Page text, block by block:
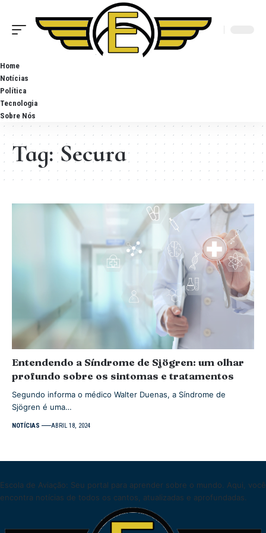
Home
Notícias
Política
Tecnologia
Sobre Nós
Tag:Secura
Entendendo a Síndrome de Sjögren: um olhar
profundo sobre os sintomas e tratamentos
Segundo informa o médico Walter Duenas, a Síndrome de
Sjögren é uma…
NOTÍCIAS ABRIL 18, 2024
Escola de Aviação: Seu portal para aprender sobre o mundo. Aqui, você
encontra notícias de todos os cantos, atualizadas e aprofundadas.